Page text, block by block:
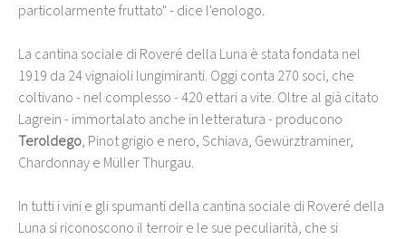
particolarmente fruttato" - dice l'enologo.
La cantina sociale di Roveré della Luna è stata fondata nel
1919 da 24 vignaioli lungimiranti. Oggi conta 270 soci, che
coltivano - nel complesso - 420 ettari a vite. Oltre al già citato
Lagrein - immortalato anche in letteratura - producono
Teroldego, Pinot grigio e nero, Schiava, Gewürztraminer,
Chardonnay e Müller Thurgau.
In tutti i vini e gli spumanti della cantina sociale di Roveré della
Luna si riconoscono il terroir e le sue peculiarità, che si